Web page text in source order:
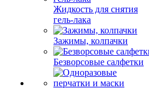
Жидкость для снятия
гель-лака
Зажимы, колпачки
Безворсовые салфетки